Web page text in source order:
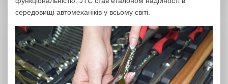
середовищі автомеханіків у всьому світі.